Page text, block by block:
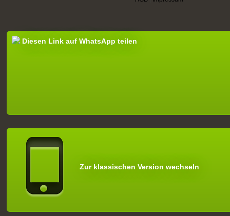
Diesen Link auf WhatsApp teilen
Zur klassischen Version wechseln